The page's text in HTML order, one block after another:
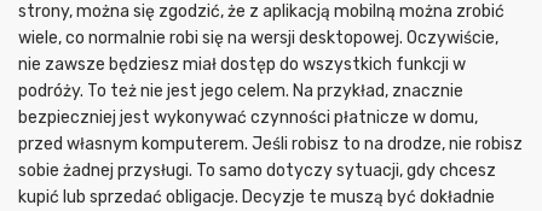
strony, można się zgodzić, że z aplikacją mobilną można zrobić
wiele, co normalnie robi się na wersji desktopowej. Oczywiście,
nie zawsze będziesz miał dostęp do wszystkich funkcji w
podróży. To też nie jest jego celem. Na przykład, znacznie
bezpieczniej jest wykonywać czynności płatnicze w domu,
przed własnym komputerem. Jeśli robisz to na drodze, nie robisz
sobie żadnej przysługi. To samo dotyczy sytuacji, gdy chcesz
kupić lub sprzedać obligacje. Decyzje te muszą być dokładnie